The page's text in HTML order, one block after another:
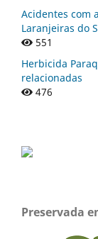
Acidentes com
Laranjeiras do
551
Herbicida
relacionadas
476
Preservada